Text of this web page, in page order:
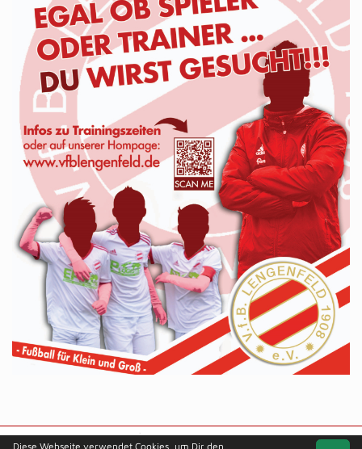
soccero.de
Diese Webseite verwendet Cookies, um Dir den